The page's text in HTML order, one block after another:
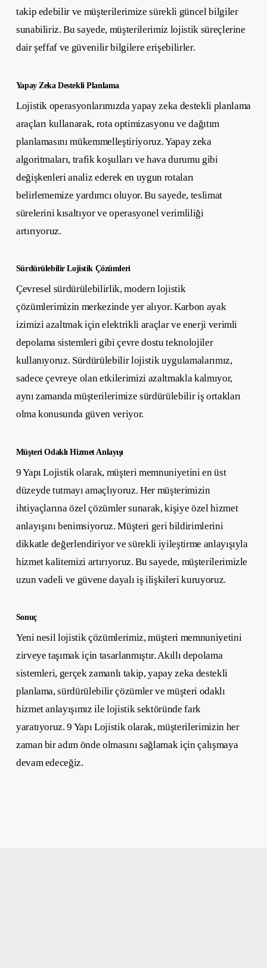
takip edebilir ve müşterilerimize sürekli güncel bilgiler
sunabiliriz. Bu sayede, müşterilerimiz lojistik süreçlerine
dair şeffaf ve güvenilir bilgilere erişebilirler.
Yapay Zeka Destekli Planlama
Lojistik operasyonlarımızda yapay zeka destekli planlama
araçları kullanarak, rota optimizasyonu ve dağıtım
planlamasını mükemmelleştiriyoruz. Yapay zeka
algoritmaları, trafik koşulları ve hava durumu gibi
değişkenleri analiz ederek en uygun rotaları
belirlememize yardımcı oluyor. Bu sayede, teslimat
sürelerini kısaltıyor ve operasyonel verimliliği
artırıyoruz.
Sürdürülebilir Lojistik Çözümleri
Çevresel sürdürülebilirlik, modern lojistik
çözümlerimizin merkezinde yer alıyor. Karbon ayak
izimizi azaltmak için elektrikli araçlar ve enerji verimli
depolama sistemleri gibi çevre dostu teknolojiler
kullanıyoruz. Sürdürülebilir lojistik uygulamalarımız,
sadece çevreye olan etkilerimizi azaltmakla kalmıyor,
aynı zamanda müşterilerimize sürdürülebilir iş ortakları
olma konusunda güven veriyor.
Müşteri Odaklı Hizmet Anlayışı
9 Yapı Lojistik olarak, müşteri memnuniyetini en üst
düzeyde tutmayı amaçlıyoruz. Her müşterimizin
ihtiyaçlarına özel çözümler sunarak, kişiye özel hizmet
anlayışını benimsiyoruz. Müşteri geri bildirimlerini
dikkatle değerlendiriyor ve sürekli iyileştirme anlayışıyla
hizmet kalitemizi artırıyoruz. Bu sayede, müşterilerimizle
uzun vadeli ve güvene dayalı iş ilişkileri kuruyoruz.
Sonuç
Yeni nesil lojistik çözümlerimiz, müşteri memnuniyetini
zirveye taşımak için tasarlanmıştır. Akıllı depolama
sistemleri, gerçek zamanlı takip, yapay zeka destekli
planlama, sürdürülebilir çözümler ve müşteri odaklı
hizmet anlayışımız ile lojistik sektöründe fark
yaratıyoruz. 9 Yapı Lojistik olarak, müşterilerimizin her
zaman bir adım önde olmasını sağlamak için çalışmaya
devam edeceğiz.